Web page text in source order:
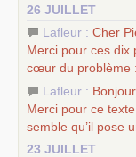
26 JUILLET
Lafleur : Cher
Merci pour ces dix
cœur du problème
Lafleur :
Merci pour ce
semble qu’il pose
23 JUILLET